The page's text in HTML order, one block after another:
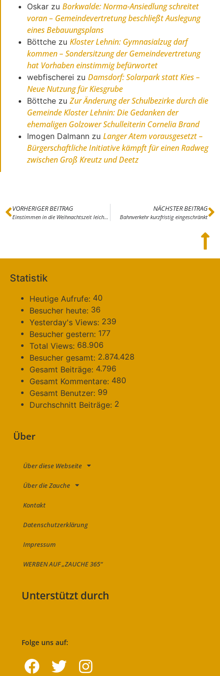
Oskar zu Borkwalde: Norma-Ansiedlung schreitet
voran – Gemeindevertretung beschließt Auslegung
eines Bebauungsplans
Böttche zu Kloster Lehnin: Gymnasialzug darf
kommen – Sondersitzung der Gemeindevertretung
hat Vorhaben einstimmig befürwortet
webfischerei zu Damsdorf: Solarpark statt Kies –
Neue Nutzung für Kiesgrube
Böttche zuZur Änderung der Schulbezirke durch die
Gemeinde Kloster Lehnin: Die Gedanken der
ehemaligen Golzower Schulleiterin Cornelia Brand
Imogen Dalmann zu Langer Atem vorausgesetzt –
Bürgerschaftliche Initiative kämpft für einen Radweg
zwischen Groß Kreutz und Deetz
VORHERIGER BEITRAG
Einstimmen in die Weihnachtszeit leicht gemacht – Adventsmarkt in Damelang wird zur Tradition
NÄCHSTER BEITRAG
Bahnverkehr kurzfristig eingeschränkt
Statistik
Heutige Aufrufe: 40
Besucher heute: 36
Yesterday's Views: 239
Besucher gestern: 177
Total Views: 68.906
Besucher gesamt: 2.874.428
Gesamt Beiträge: 4.796
Gesamt Kommentare: 480
Gesamt Benutzer: 99
Durchschnitt Beiträge: 2
Über
Über diese Webseite
Über die Zauche
Kontakt
Datenschutzerklärung
Impressum
WERBEN AUF „ZAUCHE 365“
Unterstützt durch
Folge uns auf: